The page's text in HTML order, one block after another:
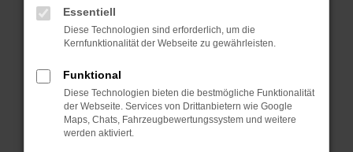
Laden andere Webseiten, zum Beispiel deine
Suchmaschine?
Prüfe deine Browsererweiterungen.
Manche Erweiterungen, wie Werbeblocker,
können das Laden bestimmter Seiten
verhindern. Funktioniert die Seite in einem
anderen Browser oder in einem privaten
Fenster?
Essentiell
Diese Technologien sind erforderlich, um die
Kernfunktionalität der Webseite zu gewährleisten.
Funktional
Diese Technologien bieten die bestmögliche Funktionalität
der Webseite. Services von Drittanbietern wie Google
Maps, Chats, Fahrzeugbewertungssystem und weitere
werden aktiviert.